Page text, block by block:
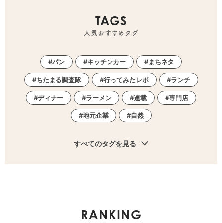
TAGS
人気おすすめタグ
パン キッチンカー まちネタ
ちたまる調査隊 行ってみたレポ ランチ
ディナー ラーメン 連載 専門店
地元企業 自然
すべてのタグを見る
RANKING